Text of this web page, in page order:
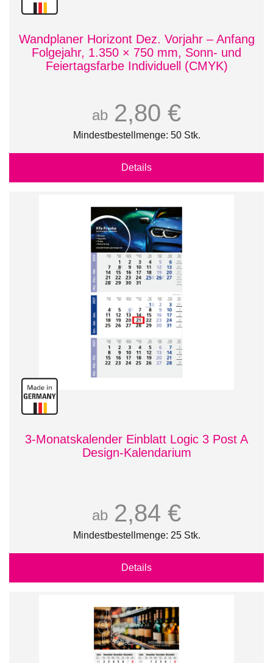
Wandplaner Horizont Dez. Vorjahr – Anfang
Folgejahr, 1.350 × 750 mm, Sonn- und
Feiertagsfarbe Individuell (CMYK)
ab 2,80 €
Mindestbestellmenge: 50 Stk.
Details
3-Monatskalender Einblatt Logic 3 Post A
Design-Kalendarium
ab 2,84 €
Mindestbestellmenge: 25 Stk.
Details